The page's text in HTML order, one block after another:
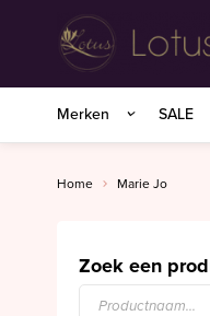
Merken SALE
Anita/Rosa Faia
BIRDLAND sokken
Charlie Choe
Marie Jo
Marie Jo Swim
Home Marie Jo
Zoek een